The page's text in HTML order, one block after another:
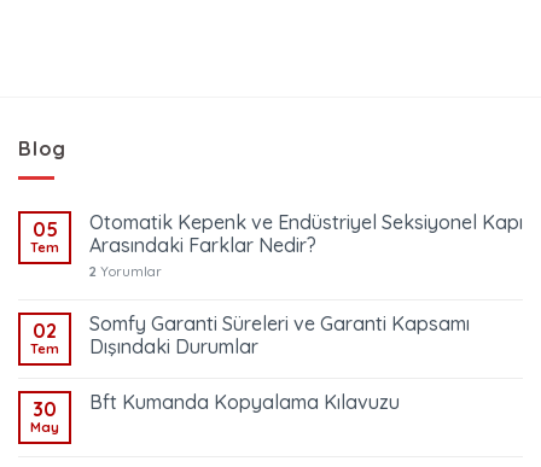
Blog
05
Tem
Otomatik Kepenk ve Endüstriyel Seksiyonel Kapı
Arasındaki Farklar Nedir?
2 Yorumlar
02
Tem
Somfy Garanti Süreleri ve Garanti Kapsamı
Dışındaki Durumlar
30
May
Bft Kumanda Kopyalama Kılavuzu